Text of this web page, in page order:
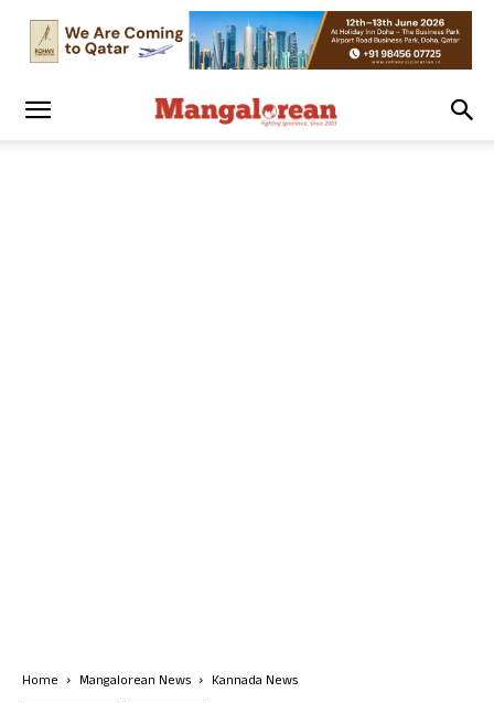
Home Mangalorean News Kannada News